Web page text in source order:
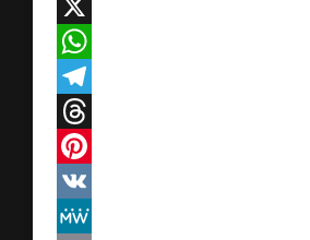
Facebook
X
WhatsApp
Telegram
Threads
Pinterest
VK